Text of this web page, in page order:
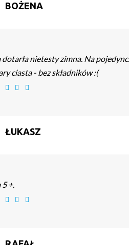
BOŻENA
dotarła nietesty zimna. Na
ciasta - bez składników :(
ŁUKASZ
5 +.